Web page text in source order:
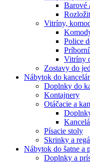
Barové
Vitríny,
Police
Vitríny
Zostavy do
Nábytok do
Doplnky do
Kontajnery
Otáčacie a
Písacie stoly
Skrinky a
Nábytok do šatne a
Doplnky a